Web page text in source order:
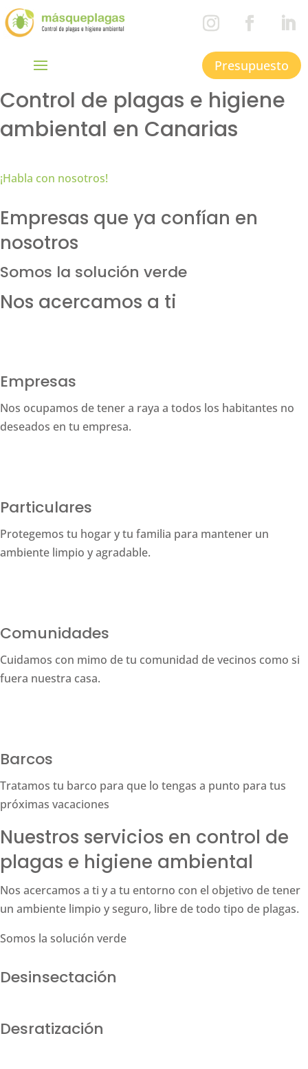
Presupuesto
Control de plagas e higiene
ambiental en Canarias
¡Habla con nosotros!
Empresas que ya confían en
nosotros
Somos la solución verde
Nos acercamos a ti
Empresas
Nos ocupamos de tener a raya a todos los habitantes no
deseados en tu empresa.
Particulares
Protegemos tu hogar y tu familia para mantener un
ambiente limpio y agradable.
Comunidades
Cuidamos con mimo de tu comunidad de vecinos como si
fuera nuestra casa.
Barcos
Tratamos tu barco para que lo tengas a punto para tus
próximas vacaciones
Nuestros servicios en control de
plagas e higiene ambiental
Nos acercamos a ti y a tu entorno con el objetivo de tener
un ambiente limpio y seguro, libre de todo tipo de plagas.
Somos la solución verde
Desinsectación
Desratización